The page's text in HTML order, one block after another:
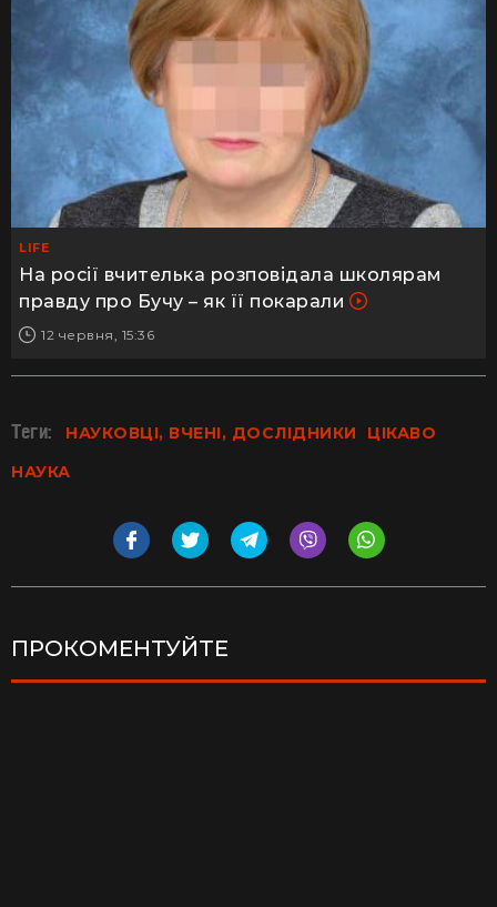
LIFE
На росії вчителька розповідала школярам
правду про Бучу – як її покарали
12 червня, 15:36
Теги: НАУКОВЦІ, ВЧЕНІ, ДОСЛІДНИКИ
ЦІКАВО
НАУКА
ПРОКОМЕНТУЙТЕ